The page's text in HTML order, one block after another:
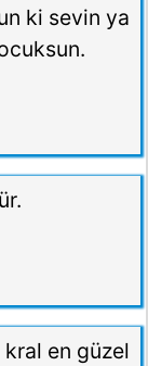
ki sevin ya
kral en güzel